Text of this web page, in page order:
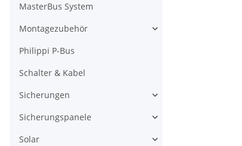
MasterBus System
Montagezubehör
Philippi P-Bus
Schalter & Kabel
Sicherungen
Sicherungspanele
Solar